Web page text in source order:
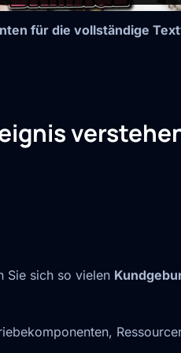
für die vollständige
Sie sich so vielen